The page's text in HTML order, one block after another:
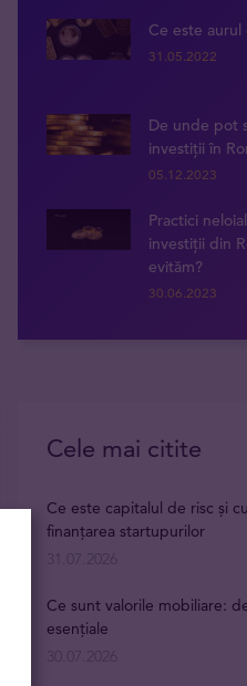
Ce este
31.05.2022
De unde pot
investiții în
05.12.2023
Practici
investiții din
evităm?
30.06.2023
Cele mai citite
Ce este capitalul de risc și
finanțarea startupurilor
31.07.2026
Ce sunt valorile mobiliare:
esențiale
30.07.2026